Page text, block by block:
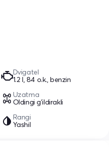
Dvigatel
1.2 l, 84 o.k., benzin
Uzatma
Oldingi g'ildirakli
Rangi
Yashil